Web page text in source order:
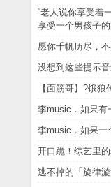
“老人说你享受着
享受一个男孩子
愿你千帆历尽，
没想到这些提示
【面筋哥】?饿
李music．如果有
李music．如果一
开口跪！综艺里
逃不掉的「旋律